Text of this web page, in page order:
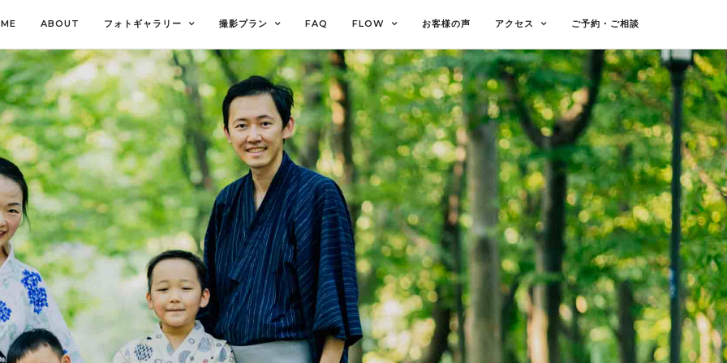
ABOUT フォトギャラリー 撮影プラン FAQ FLOW お客様の声 アクセス ご予約・ご相談